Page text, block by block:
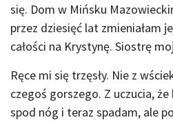
się. Dom w Mińsku
przez dziesięć lat zmieniałam
całości na Krystynę. Siostrę
Ręce mi się trzęsły. Nie z
czegoś gorszego. Z uczucia,
spod nóg i teraz spadam, ale